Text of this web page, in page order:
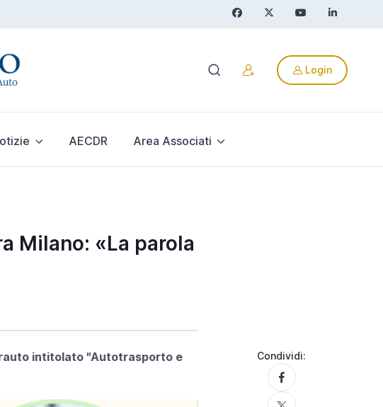
Login
AECDR Area Associati
Milano: «La parola
intitolato "Autotrasporto e
Condividi: